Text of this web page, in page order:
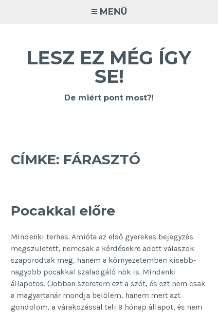
MENÜ
LESZ EZ MÉG ÍGY
SE!
De miért pont most?!
CÍMKE: FÁRASZTÓ
Pocakkal előre
Mindenki terhes. Amióta az első gyerekes bejegyzés
megszületett, nemcsak a kérdésekre adott válaszok
szaporodtak meg, hanem a környezetemben kisebb-
nagyobb pocakkal szaladgáló nők is. Mindenki
állapotos. (Jobban szeretem ezt a szót, és ezt nem csak
a magyartanár mondja belőlem, hanem mert azt
gondolom, a várakozással teli 9 hónap állapot, és nem